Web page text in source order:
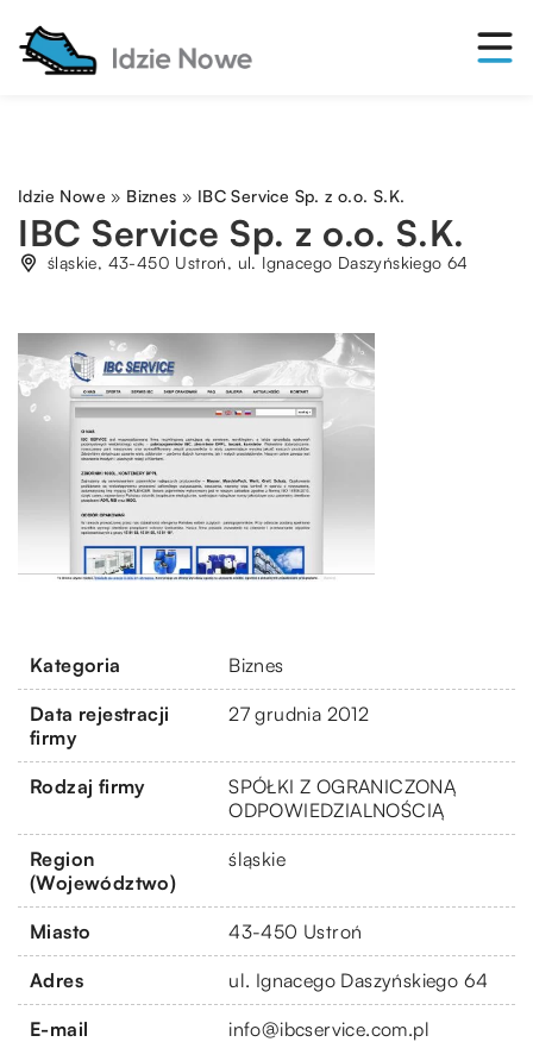
Idzie Nowe » Biznes » IBC Service Sp. z o.o. S.K.
IBC Service Sp. z o.o. S.K.
śląskie, 43-450 Ustroń, ul. Ignacego Daszyńskiego 64
Kategoria Biznes
Data rejestracji
firmy
27 grudnia 2012
Rodzaj firmy
SPÓŁKI Z OGRANICZONĄ
ODPOWIEDZIALNOŚCIĄ
Region
(Województwo)
śląskie
Miasto 43-450 Ustroń
Adres ul. Ignacego Daszyńskiego 64
E-mail info@ibcservice.com.pl